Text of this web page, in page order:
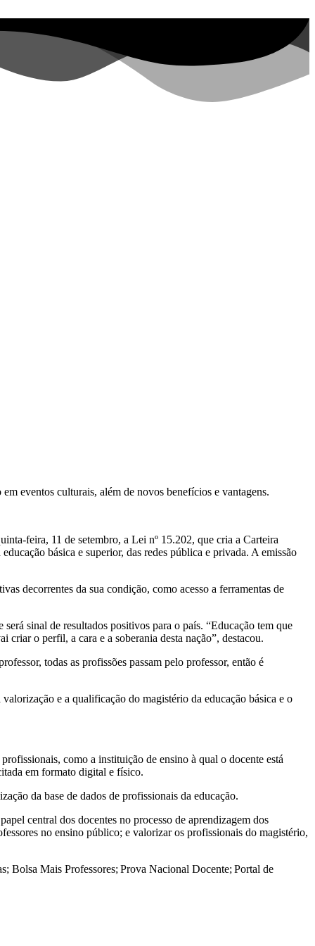
eventos culturais, além de novos benefícios e vantagens.
feira, 11 de setembro, a Lei nº 15.202, que cria a Carteira
básica e superior, das redes pública e privada. A emissão
decorrentes da sua condição, como acesso a ferramentas de
sinal de resultados positivos para o país. “Educação tem que
criar o perfil, a cara e a soberania desta nação”, destacou.
todas as profissões passam pelo professor, então é
e a qualificação do magistério da educação básica e o
como a instituição de ensino à qual o docente está
em formato digital e físico.
da base de dados de profissionais da educação.
central dos docentes no processo de aprendizagem dos
no ensino público; e valorizar os profissionais do magistério,
Bolsa Mais Professores; Prova Nacional Docente; Portal de